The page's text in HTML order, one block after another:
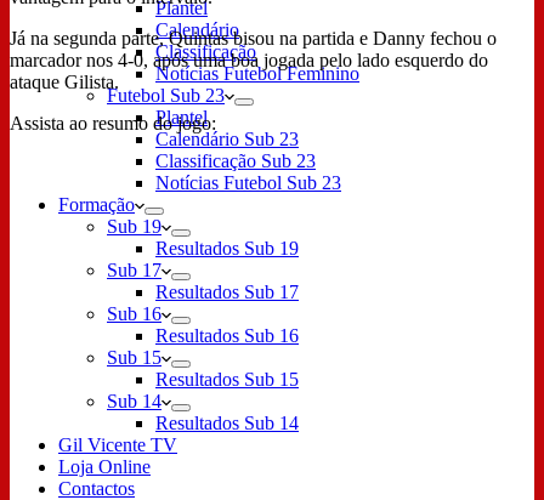
Plantel
Calendário
Classificação
Notícias Futebol Feminino
Futebol Sub 23
Plantel
Calendário Sub 23
Classificação Sub 23
Notícias Futebol Sub 23
Formação
Sub 19
Resultados Sub 19
Sub 17
Resultados Sub 17
Sub 16
Resultados Sub 16
Sub 15
Resultados Sub 15
Sub 14
Resultados Sub 14
Gil Vicente TV
Loja Online
Contactos
Já na segunda parte, Quintas bisou na partida e Danny fechou o
marcador nos 4-0, após uma boa jogada pelo lado esquerdo do
ataque Gilista.
Assista ao resumo do jogo: